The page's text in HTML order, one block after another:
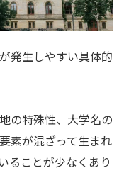
発生しやすい具体的
の特殊性、大学名の
素が混ざって生まれ
ることが少なくあり